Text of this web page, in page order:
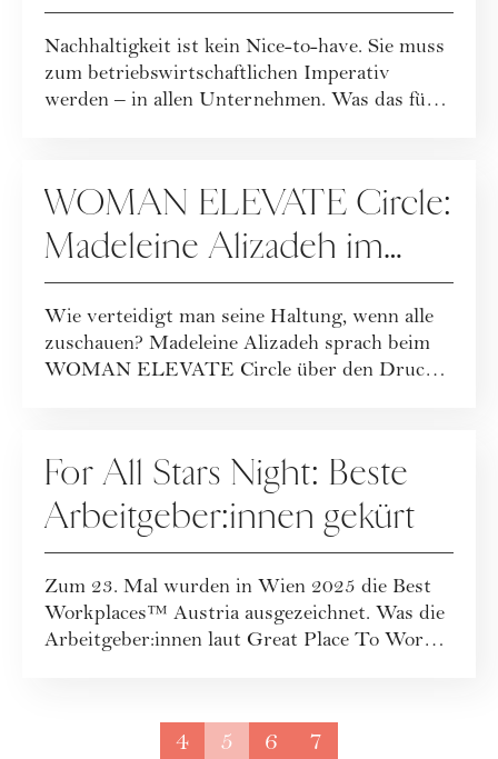
Nachhaltigkeit ist kein Nice-to-have. Sie muss
zum betriebswirtschaftlichen Imperativ
werden – in allen Unternehmen. Was das für
WOMAN ELEVATE Circle:
Madeleine Alizadeh im
Interview
Wie verteidigt man seine Haltung, wenn alle
zuschauen? Madeleine Alizadeh sprach beim
WOMAN ELEVATE Circle über den Druck,
For All Stars Night: Beste
Arbeitgeber:innen gekürt
Zum 23. Mal wurden in Wien 2025 die Best
Workplaces™ Austria ausgezeichnet. Was die
Arbeitgeber:innen laut Great Place To Work
4 5 6 7